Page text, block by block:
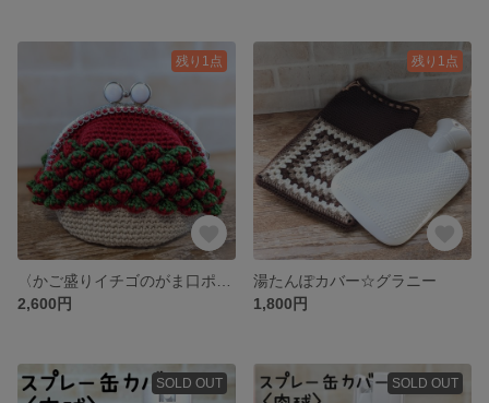
残り1点
2,600円
残り1点
湯たんぽカバー☆グラニー
1,800円
SOLD OUT SOLD OUT